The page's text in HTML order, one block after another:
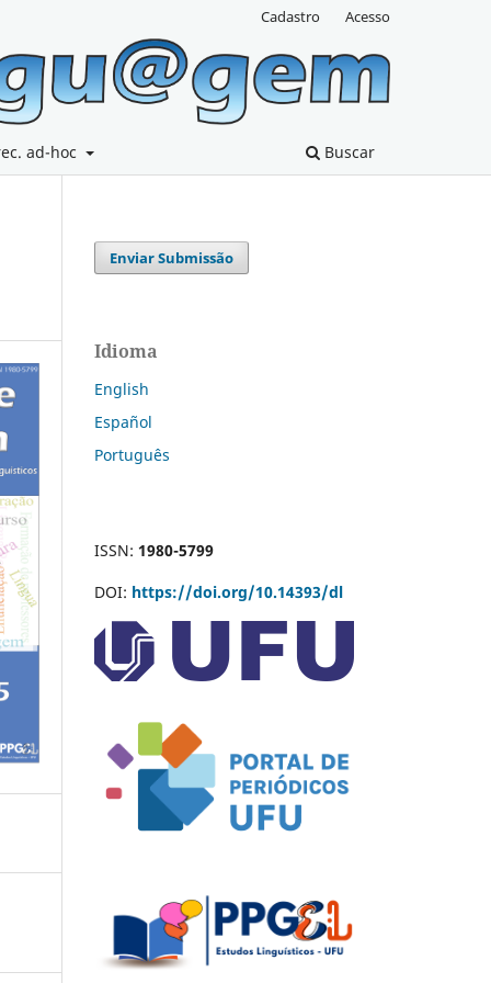
ad-hoc Buscar
Cadastro Acesso
Enviar Submissão
Idioma
English
Español
Português
ISSN: 1980-5799
DOI: https://doi.org/10.14393/dl